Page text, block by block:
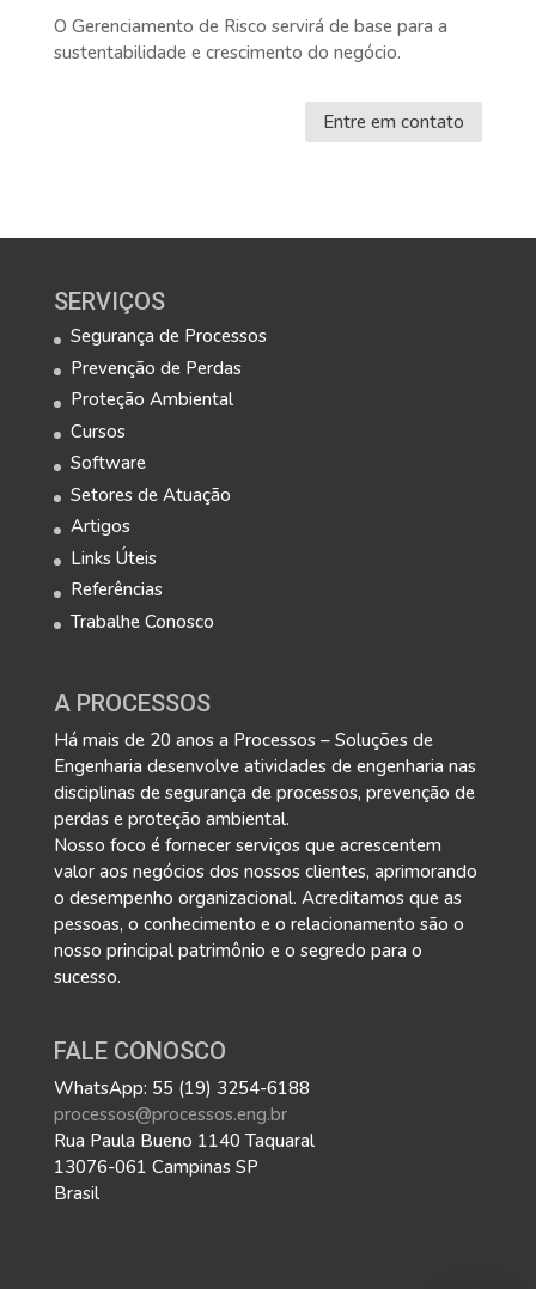
O Gerenciamento de Risco servirá de base para a
sustentabilidade e crescimento do negócio.
Entre em contato
SERVIÇOS
Segurança de Processos
Prevenção de Perdas
Proteção Ambiental
Cursos
Software
Setores de Atuação
Artigos
Links Úteis
Referências
Trabalhe Conosco
A PROCESSOS
Há mais de 20 anos a Processos – Soluções de
Engenharia desenvolve atividades de engenharia nas
disciplinas de segurança de processos, prevenção de
perdas e proteção ambiental.
Nosso foco é fornecer serviços que acrescentem
valor aos negócios dos nossos clientes, aprimorando
o desempenho organizacional. Acreditamos que as
pessoas, o conhecimento e o relacionamento são o
nosso principal patrimônio e o segredo para o
sucesso.
FALE CONOSCO
WhatsApp: 55 (19) 3254-6188
processos@processos.eng.br
Rua Paula Bueno 1140 Taquaral
13076-061 Campinas SP
Brasil